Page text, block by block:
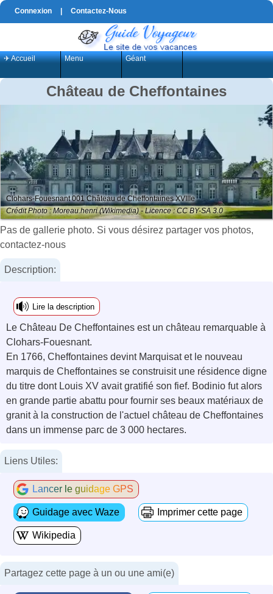
Connexion Contactez-Nous
✈ Accueil Menu Géant
Château de Cheffontaines
Clohars-Fouesnant 001 Château de Cheffontaines XVIIIe
Crédit Photo : Moreau.henri (Wikimedia) - Licence : CC BY-SA 3.0
Pas de gallerie photo. Si vous désirez partager vos photos,
contactez-nous
Description:
Lire la description
Le Château De Cheffontaines est un château remarquable à
Clohars-Fouesnant.
En 1766, Cheffontaines devint Marquisat et le nouveau
marquis de Cheffontaines se construisit une résidence digne
du titre dont Louis XV avait gratifié son fief. Bodinio fut alors
en grande partie abattu pour fournir ses beaux matériaux de
granit à la construction de l'actuel château de Cheffontaines
dans un immense parc de 3 000 hectares.
Liens Utiles:
Lancer le guidage GPS
Guidage avec Waze Imprimer cette page
Wikipedia
Partagez cette page à un ou une ami(e)